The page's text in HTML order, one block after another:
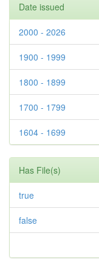
Date issued
2000 - 2026
1900 - 1999
1800 - 1899
1700 - 1799
1604 - 1699
Has File(s)
true
false